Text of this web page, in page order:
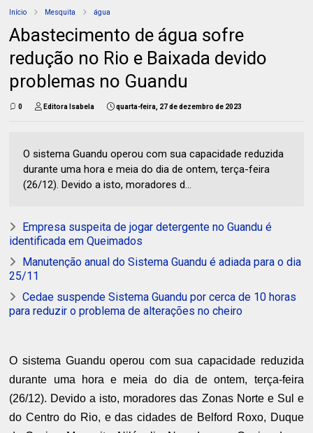
Início Mesquita água
Abastecimento de água sofre
redução no Rio e Baixada devido
problemas no Guandu
0 Editora Isabela quarta-feira, 27 de dezembro de 2023
O sistema Guandu operou com sua capacidade reduzida
durante uma hora e meia do dia de ontem, terça-feira
(26/12). Devido a isto, moradores d...
Empresa suspeita de jogar detergente no Guandu é
identificada em Queimados
Manutenção anual do Sistema Guandu é adiada para o dia
25/11
Cedae suspende Sistema Guandu por cerca de 10 horas
para reduzir o problema de alterações no cheiro
O sistema Guandu operou com sua capacidade reduzida
durante uma hora e meia do dia de ontem, terça-feira
(26/12). Devido a isto, moradores das Zonas Norte e Sul e
do Centro do Rio, e das cidades de Belford Roxo, Duque